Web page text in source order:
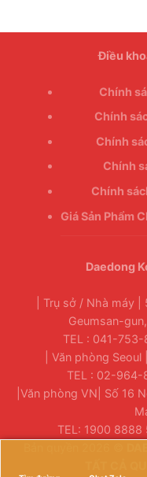
Điều
Chính
Chính
Chính
Chính
Chính
Giá Sản Phẩm
Daedong
| Trụ sở / Nhà máy
Geumsan-
TEL : 041-753-
| Văn phòng
TEL : 02-964-
|Văn phòng VN| Số 16
TEL: 1900 8888
TẤT CẢ